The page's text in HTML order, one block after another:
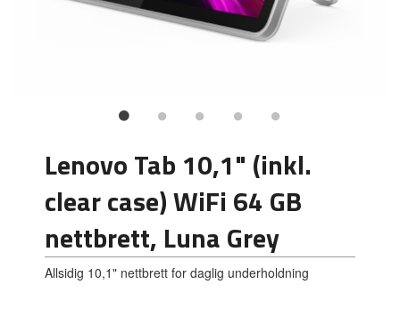
Lenovo Tab 10,1" (inkl.
clear case) WiFi 64 GB
nettbrett, Luna Grey
Allsidig 10,1" nettbrett for daglig underholdning